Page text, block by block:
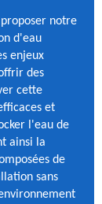
notre
d'eau
enjeux
des
cette
et
l'eau de
ainsi la
de
sans